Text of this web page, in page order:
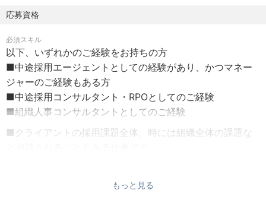
・既存サービスの改善提案およびプロセス設計
・新規サービス／事業の企画・設計・実装
・市場ニーズを捉えたサービスラインの再構築
・メンバーのスキルや志向性を活かしたプロジェクト組成
■この仕事の魅力
・プロジェクト推進だけでなく、サービス開発・事業づく
■残業：あり （月平均20時間 / 月45時間を超える残業代は
■通勤手当：会社規定に基づき支給
■社会保険：健康保険、厚生年金、労災保険、雇用保険
■受動喫煙防止措置：敷地内禁煙（屋内喫煙可能場所あ
り）
■その他：オフィスはWeWorkに入居しており、コーヒー/
お茶/ハーブティなどが飲み放題です
応募資格
必須スキル
以下、いずれかのご経験をお持ちの方
■中途採用エージェントとしての経験があり、かつマネー
ジャーのご経験もある方
■中途採用コンサルタント・RPOとしてのご経験
■組織人事コンサルタントとしてのご経験
■クライアントの採用課題全体、時には組織全体の課題な
そうした要素を強みにした方を募集いたします。
もっと見る